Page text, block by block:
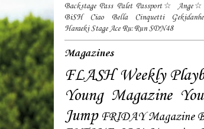
Backstage Pass Palet Passport☆
BiSH
Ciao Bella Cinquetti
Haraeki Stage Ace Ru:Run SDN48
Magazines
FLASH Weekly
Young Magazine
Jump FRIDAY Magazine